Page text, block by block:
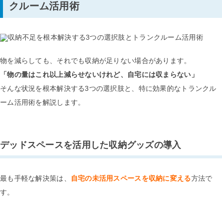
クルーム活用術
物を減らしても、それでも収納が足りない場合があります。
「物の量はこれ以上減らせないけれど、自宅には収まらない」
そんな状況を根本解決する3つの選択肢と、特に効果的なトランクル
ーム活用術を解説します。
デッドスペースを活用した収納グッズの導入
最も手軽な解決策は、 自宅の未活用スペースを収納に変える方法で
す。